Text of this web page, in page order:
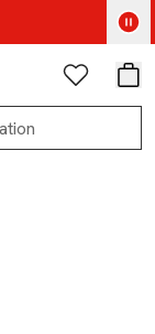
Favoriter